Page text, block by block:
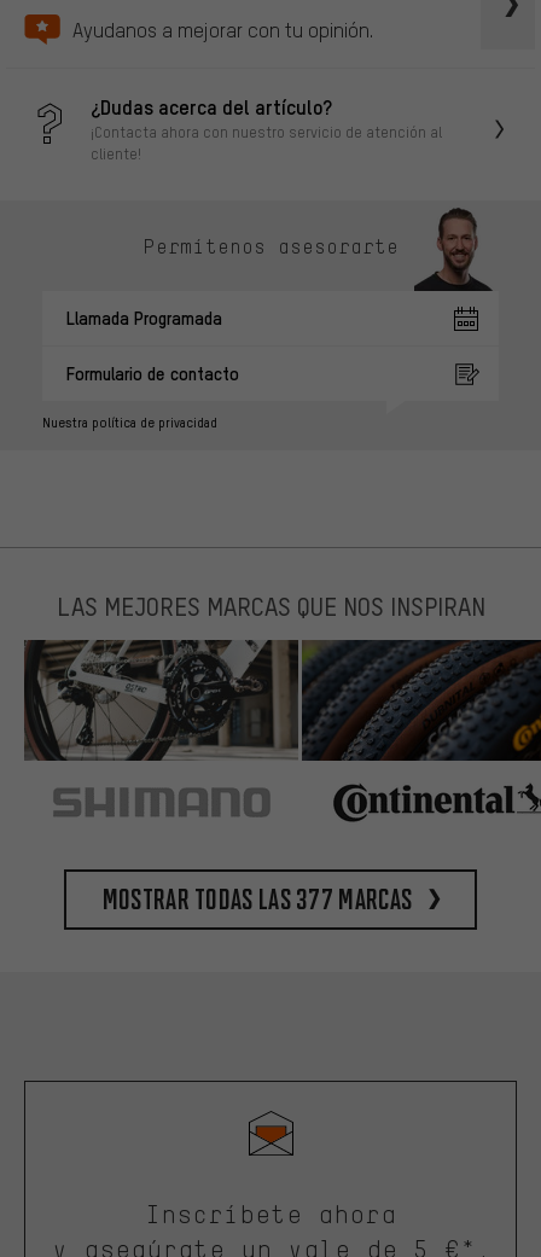
Ayudanos a mejorar con tu opinión.
¿Dudas acerca del artículo?
¡Contacta ahora con nuestro servicio de atención al
cliente!
Permítenos asesorarte
Llamada Programada
Formulario de contacto
Nuestra política de privacidad
LAS MEJORES MARCAS QUE NOS INSPIRAN
Mostrar todas las 377 marcas
Inscríbete ahora
y asegúrate un vale de 5 €*.